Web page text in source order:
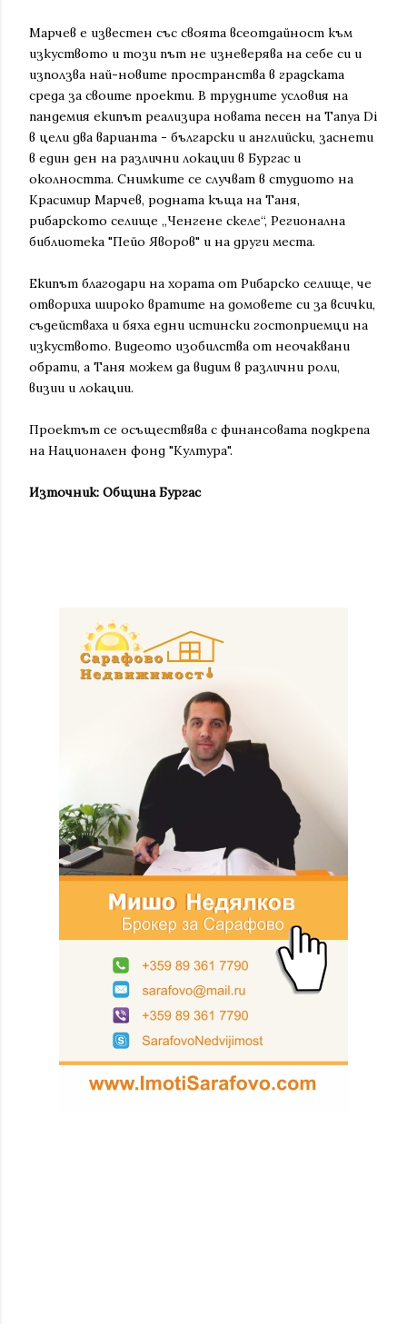
Марчев е известен със своята всеотдайност към
изкуството и този път не изневерява на себе си и
използва най-новите пространства в градската
среда за своите проекти. В трудните условия на
пандемия екипът реализира новата песен на Tanya Di
в цели два варианта - български и английски, заснети
в един ден на различни локации в Бургас и
околността. Снимките се случват в студиото на
Красимир Марчев, родната къща на Таня,
рибарското селище „Ченгене скеле“, Регионална
библиотека "Пейо Яворов" и на други места.
Екипът благодари на хората от Рибарско селище, че
отвориха широко вратите на домовете си за всички,
съдействаха и бяха едни истински гостоприемци на
изкуството. Видеото изобилства от неочаквани
обрати, а Таня можем да видим в различни роли,
визии и локации.
Проектът се осъществява с финансовата подкрепа
на Национален фонд "Култура".
Източник: Община Бургас